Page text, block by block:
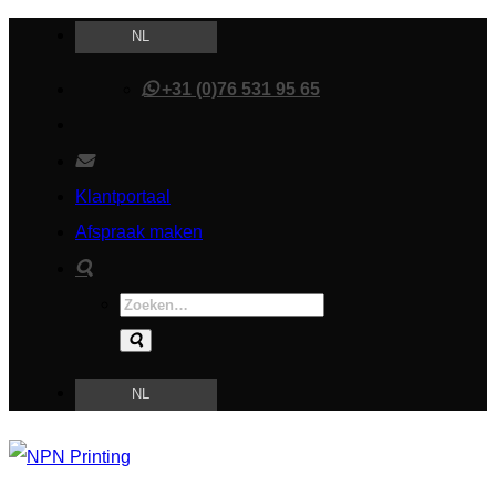
NL
+31 (0)76 531 95 65
Klantportaal
Afspraak maken
Zoeken
naar:
NL